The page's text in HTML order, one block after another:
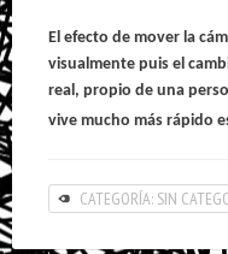
El efecto de mover la
visualmente puis el
real, propio de una
vive mucho más rápido
CATEGORÍA: SIN